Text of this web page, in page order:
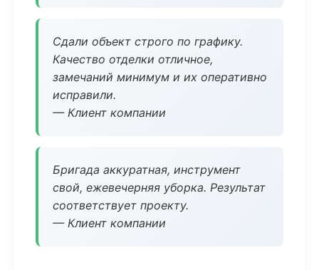
Сдали объект строго по графику.
Качество отделки отличное,
замечаний минимум и их оперативно
исправили.
— Клиент компании
Бригада аккуратная, инструмент
свой, ежевечерняя уборка. Результат
соответствует проекту.
— Клиент компании